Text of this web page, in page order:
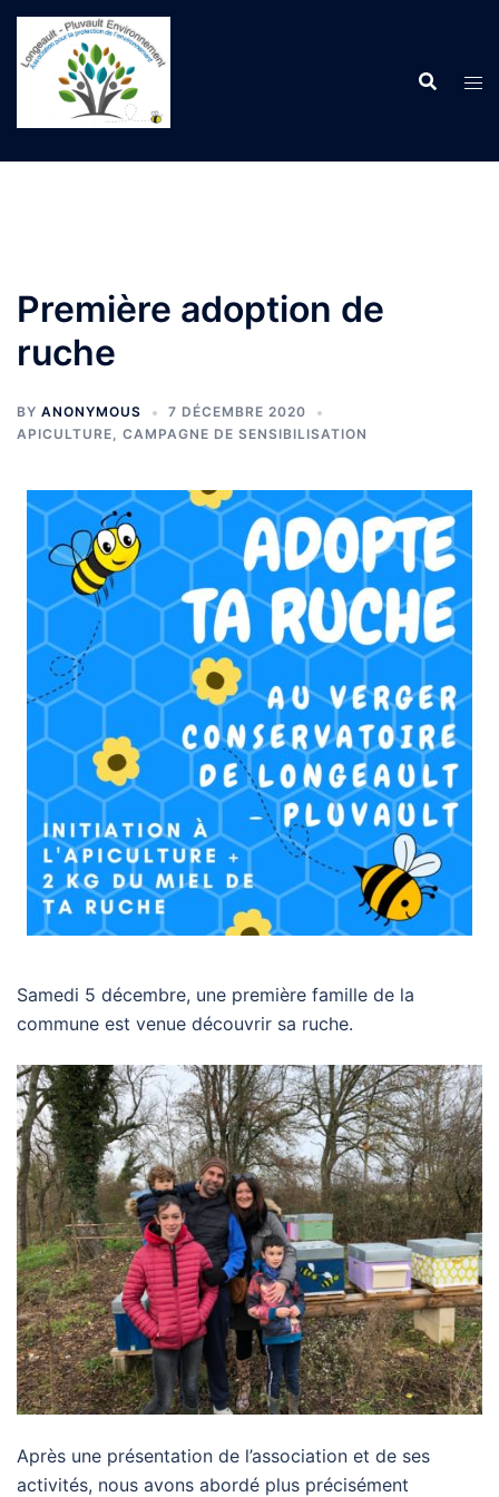
Aller
contenu
Première adoption de
ruche
BY ANONYMOUS
7 DÉCEMBRE 2020
APICULTURE, CAMPAGNE DE SENSIBILISATION
Samedi 5 décembre, une première famille de la
commune est venue découvrir sa ruche.
Après une présentation de l’association et de ses
activités, nous avons abordé plus précisément